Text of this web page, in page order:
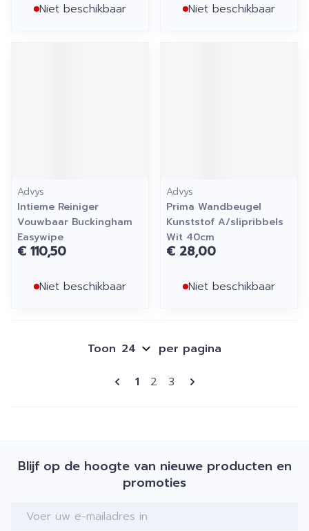
Niet beschikbaar Niet beschikbaar
Advys
Intieme Reiniger
Vouwbaar Buckingham
Easywipe
€ 110,50
Niet beschikbaar
Advys
Prima Wandbeugel
Kunststof A/slipribbels
Wit 40cm
€ 28,00
Niet beschikbaar
Pagina's
U lees momenteel pagina
1 Pagina
2 Pagina
3
Toon per pagina
Blijf op de hoogte van nieuwe producten en
promoties
E-mail adres